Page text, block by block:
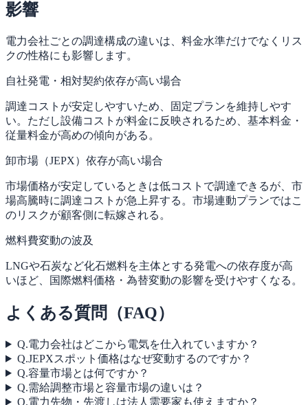
影響
電力会社ごとの調達構成の違いは、料金水準だけでなくリス
クの性格にも影響します。
自社発電・相対契約依存が高い場合
調達コストが安定しやすいため、固定プランを維持しやす
い。ただし設備コストが料金に反映されるため、基本料金・
従量料金が高めの傾向がある。
卸市場（JEPX）依存が高い場合
市場価格が安定しているときは低コストで調達できるが、市
場高騰時に調達コストが急上昇する。市場連動プランではこ
のリスクが顧客側に転嫁される。
燃料費変動の波及
LNGや石炭など化石燃料を主体とする発電への依存度が高
いほど、国際燃料価格・為替変動の影響を受けやすくなる。
よくある質問（FAQ）
Q.電力会社はどこから電気を仕入れていますか？
Q.JEPXスポット価格はなぜ変動するのですか？
Q.容量市場とは何ですか？
Q.需給調整市場と容量市場の違いは？
Q.電力先物・先渡しは法人需要家も使えますか？